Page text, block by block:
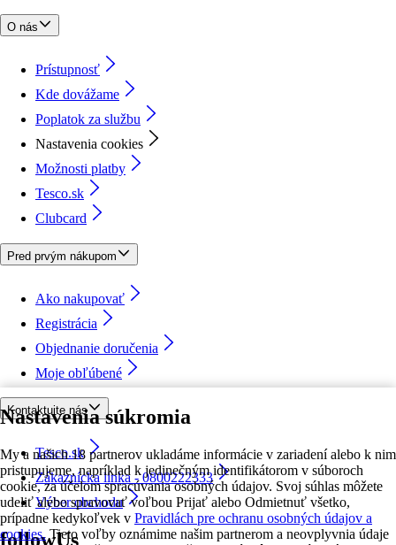
Nastavenia súkromia
My a našich 18 partnerov ukladáme informácie v zariadení alebo k nim
pristupujeme, napríklad k jedinečným identifikátorom v súboroch
cookie, za účelom spracúvania osobných údajov. Svoj súhlas môžete
udeliť alebo spravovať voľbou Prijať alebo Odmietnuť všetko,
prípadne kedykoľvek v Pravidlách pre ochranu osobných údajov a
cookies. Tieto voľby oznámime našim partnerom a neovplyvnia údaje
O nás
Prístupnosť
Kde dovážame
Poplatok za službu
Nastavenia cookies
Možnosti platby
Tesco.sk
Clubcard
Pred prvým nákupom
Ako nakupovať
Registrácia
Objednanie doručenia
Moje obľúbené
Kontaktujte nás
Tesco.sk
Zákaznícka linka - 0800222333
Výber obchodu
followUs